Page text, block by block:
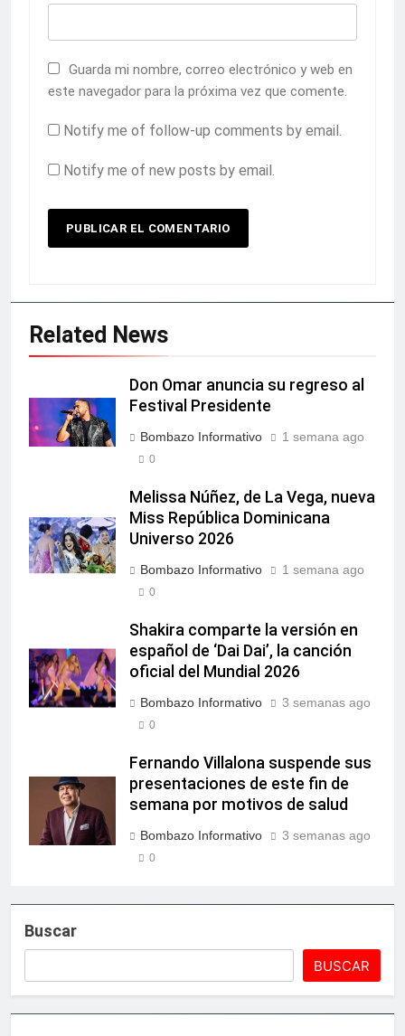
Guarda mi nombre, correo electrónico y web en
este navegador para la próxima vez que comente.
Notify me of follow-up comments by email.
Notify me of new posts by email.
Related News
Don Omar anuncia su regreso al
Festival Presidente
Bombazo Informativo 1 semana ago
0
Melissa Núñez, de La Vega, nueva
Miss República Dominicana
Universo 2026
Bombazo Informativo 1 semana ago
0
Shakira comparte la versión en
español de ‘Dai Dai’, la canción
oficial del Mundial 2026
Bombazo Informativo 3 semanas ago
0
Fernando Villalona suspende sus
presentaciones de este fin de
semana por motivos de salud
Bombazo Informativo 3 semanas ago
0
Buscar
BUSCAR